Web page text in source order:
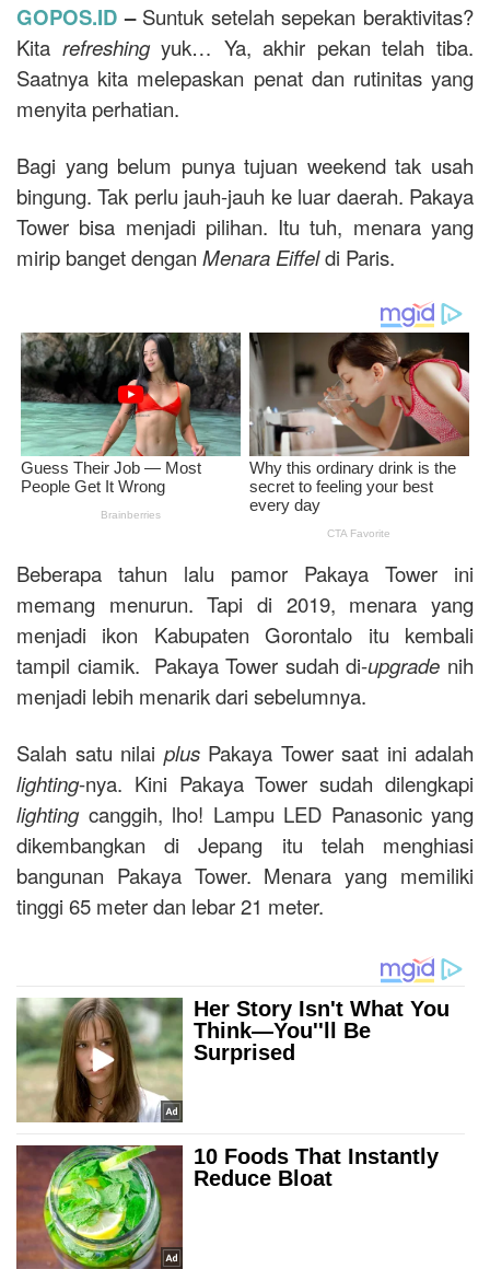
GOPOS.ID –Suntuk setelah sepekan beraktivitas?
Kita refreshingyuk… Ya, akhir pekan telah tiba.
Saatnya kita melepaskan penat dan rutinitas yang
menyita perhatian.
Bagi yang belum punya tujuan weekend tak usah
bingung. Tak perlu jauh-jauh ke luar daerah. Pakaya
Tower bisa menjadi pilihan. Itu tuh, menara yang
mirip banget dengan Menara Eiffeldi Paris.
Beberapa tahun lalu pamor Pakaya Tower ini
memang menurun. Tapi di 2019, menara yang
menjadi ikon Kabupaten Gorontalo itu kembali
tampil ciamik. Pakaya Tower sudah di-upgrade nih
menjadi lebih menarik dari sebelumnya.
Salah satu nilai plusPakaya Tower saat ini adalah
lighting-nya. Kini Pakaya Tower sudah dilengkapi
lightingcanggih, lho! Lampu LED Panasonic yang
dikembangkan di Jepang itu telah menghiasi
bangunan Pakaya Tower. Menara yang memiliki
tinggi 65 meter dan lebar 21 meter.